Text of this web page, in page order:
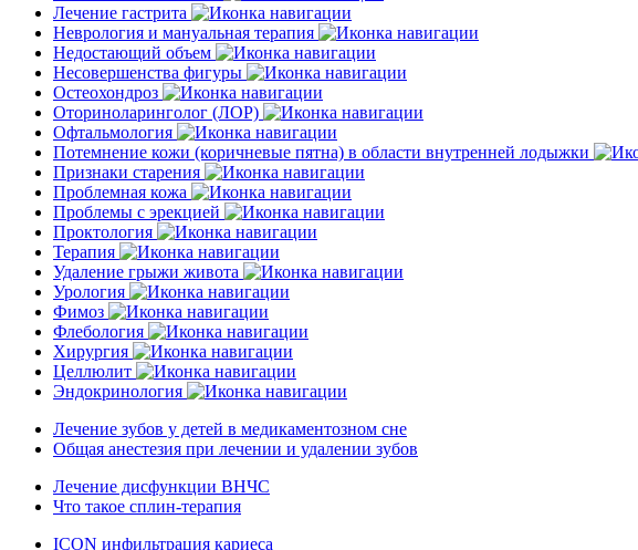
Лечение гастрита
Неврология и мануальная терапия
Недостающий объем
Несовершенства фигуры
Остеохондроз
Оториноларинголог (ЛОР)
Офтальмология
Потемнение кожи (коричневые пятна) в области внутренней лодыжки
Признаки старения
Проблемная кожа
Проблемы с эрекцией
Проктология
Терапия
Удаление грыжи живота
Урология
Фимоз
Флебология
Хирургия
Целлюлит
Эндокринология
Лечение зубов у детей в медикаментозном сне
Общая анестезия при лечении и удалении зубов
Лечение дисфункции ВНЧС
Что такое сплин-терапия
ICON инфильтрация кариеса